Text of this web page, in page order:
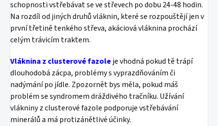
schopnosti vstřebávat se ve střevech po dobu 24-48 hodin.
Na rozdíl od jiných druhů vláknin, které se rozpouštějí jen v
první třetině tenkého střeva, akáciová vláknina prochází
celým trávicím traktem.
Vláknina z clusterové fazoleje vhodná pokud tě trápí
dlouhodobá zácpa, problémy s vyprazdňováním či
nadýmání po jídle. Zpozornět bys měla, pokud máš
problém se syndromem dráždivého tračníku. Užívání
vlákniny z clusterové fazole podporuje vstřebávání
minerálů a má protizánětlivé účinky.